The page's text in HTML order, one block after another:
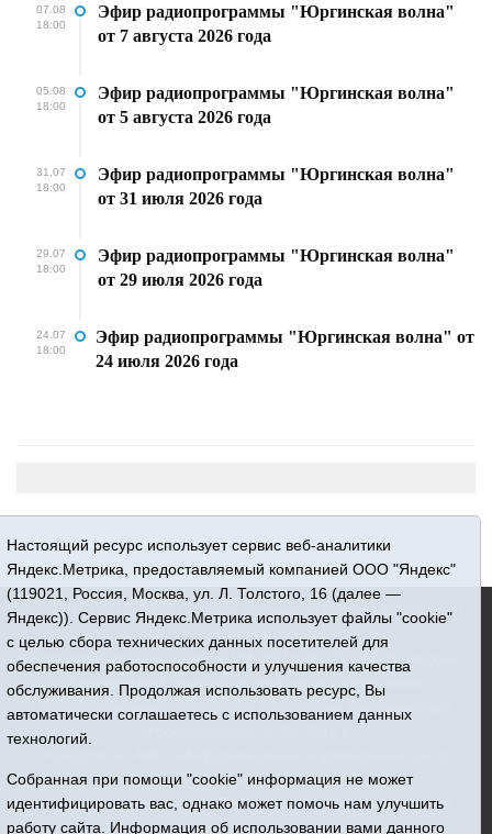
07.08
18:00
Эфир радиопрограммы "Юргинская волна"
от 7 августа 2026 года
05.08
18:00
Эфир радиопрограммы "Юргинская волна"
от 5 августа 2026 года
31.07
18:00
Эфир радиопрограммы "Юргинская волна"
от 31 июля 2026 года
29.07
18:00
Эфир радиопрограммы "Юргинская волна"
от 29 июля 2026 года
24.07
18:00
Эфир радиопрограммы "Юргинская волна" от
24 июля 2026 года
16+ © 2015-2026 Сетевое издание «Новости Юргинского
Регистрационный номер СМИ ЭЛ № ФС 77 - 66052 выдан
Федеральной службой по надзору в сфере связи,
«Призыв»
Все права защищены © При использовании материалов
ссылка обязательна
Настоящий ресурс использует сервис веб-аналитики
Яндекс.Метрика, предоставляемый компанией ООО "Яндекс"
(119021, Россия, Москва, ул. Л. Толстого, 16 (далее —
Яндекс)). Сервис Яндекс.Метрика использует файлы "cookie"
с целью сбора технических данных посетителей для
обеспечения работоспособности и улучшения качества
обслуживания. Продолжая использовать ресурс, Вы
автоматически соглашаетесь с использованием данных
технологий.
Собранная при помощи "cookie" информация не может
идентифицировать вас, однако может помочь нам улучшить
работу сайта. Информация об использовании вами данного